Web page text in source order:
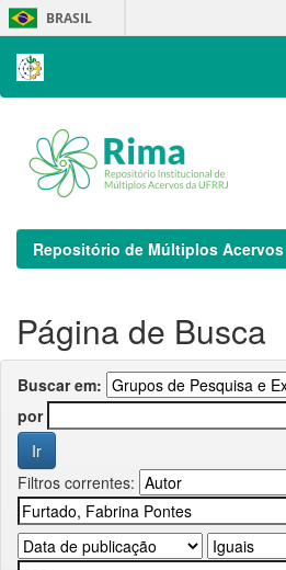
Skip
navigation
BRASIL
Repositório de Múltiplos Acervos
Página de Busca
Buscar em:
por
Filtros correntes: